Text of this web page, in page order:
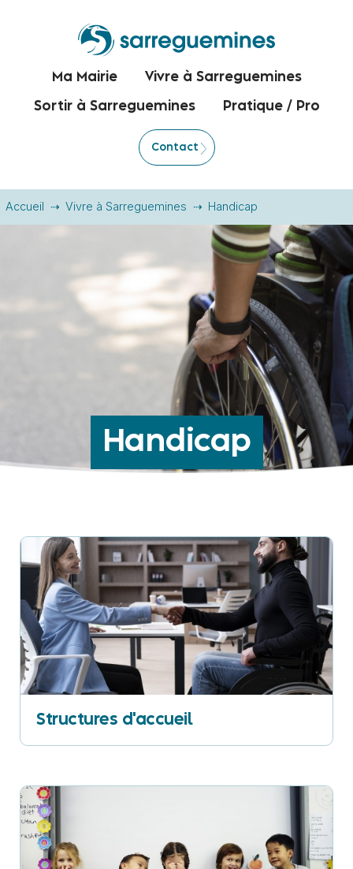
Ma Mairie Vivre à Sarreguemines
Sortir à Sarreguemines Pratique / Pro
Contact
Accueil Vivre à Sarreguemines Handicap
Handicap
Structures d'accueil